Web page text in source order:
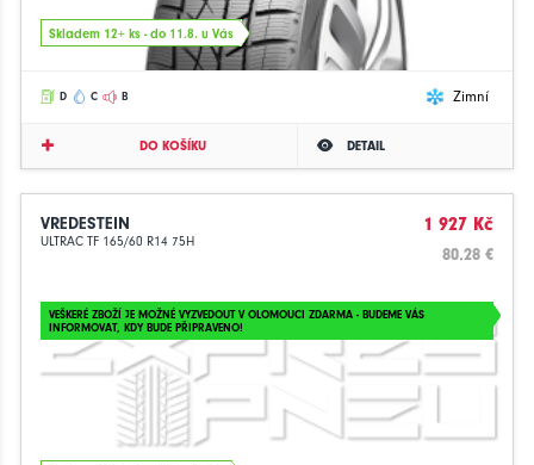
Skladem 12+ ks - do 11.8. u Vás
D C B Zimní
DO KOŠÍKU DETAIL
VREDESTEIN
ULTRAC TF 165/60 R14 75H
1 927 Kč
80.28 €
VEŠKERÉ ZBOŽÍ JE MOŽNÉ VYZVEDOUT V OLOMOUCI ZDARMA - BUDEME VÁS
INFORMOVAT, KDY BUDE PŘIPRAVENO!